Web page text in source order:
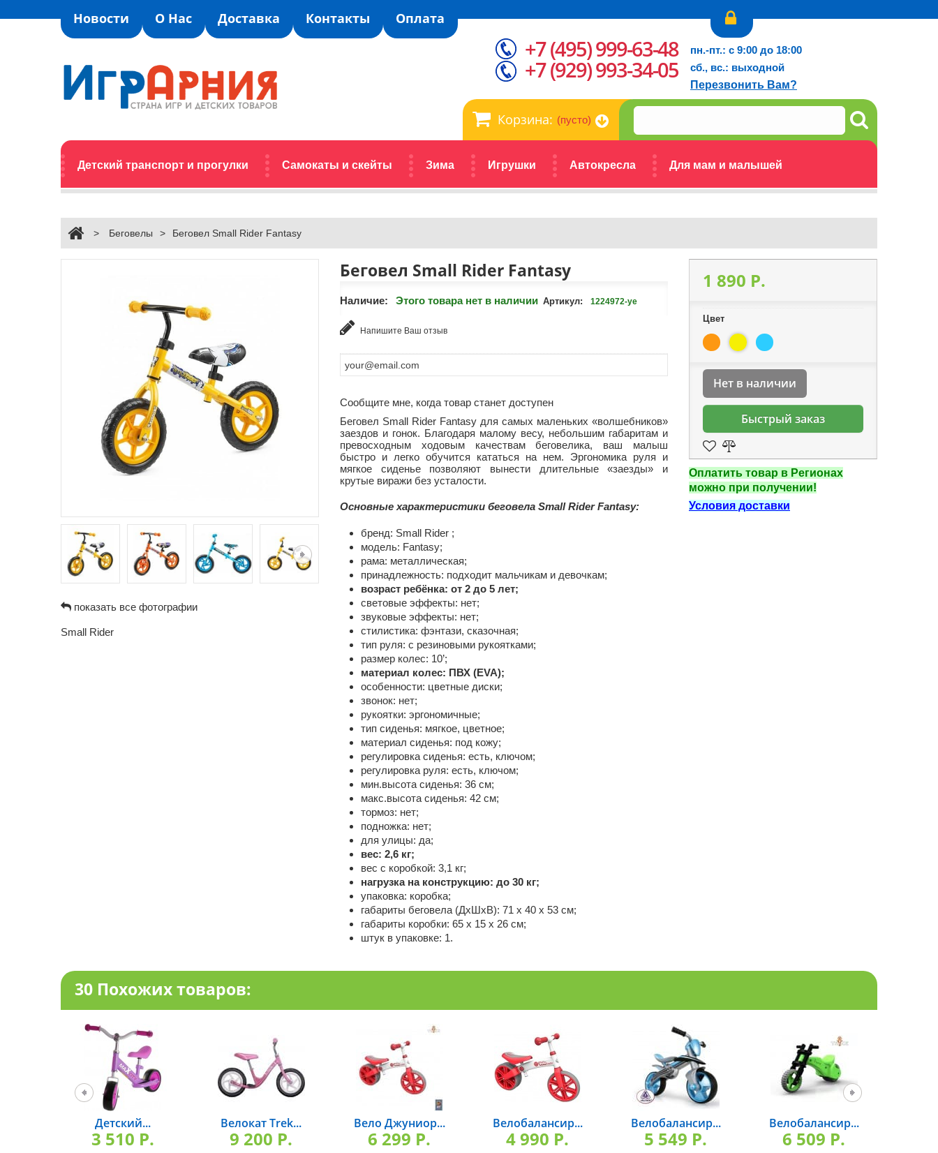
Новости О Нас Доставка Контакты Оплата
Корзина: (пусто)
Детский транспорт и прогулки Самокаты и скейты Зима Игрушки Автокресла Для мам и малышей
+7 (495) 999-63-48
+7 (929) 993-34-05
пн.-пт.: с 9:00 до 18:00
сб., вс.: выходной
Перезвонить Вам?
> Беговелы > Беговел Small Rider Fantasy
показать все фотографии
Small Rider
Беговел Small Rider Fantasy
Наличие: Этого товара нет в наличии Артикул: 1224972-ye
Напишите Ваш отзыв
Сообщите мне, когда товар станет доступен
Беговел Small Rider Fantasy для самых маленьких «волшебников»
заездов и гонок. Благодаря малому весу, небольшим габаритам и
превосходным ходовым качествам беговелика, ваш малыш
быстро и легко обучится кататься на нем. Эргономика руля и
мягкое сиденье позволяют вынести длительные «заезды» и
крутые виражи без усталости.
Основные характеристики беговела Small Rider Fantasy:
бренд: Small Rider ;
модель: Fantasy;
рама: металлическая;
принадлежность: подходит мальчикам и девочкам;
возраст ребёнка: от 2 до 5 лет;
световые эффекты: нет;
звуковые эффекты: нет;
стилистика: фэнтази, сказочная;
тип руля: с резиновыми рукоятками;
размер колес: 10’;
материал колес: ПВХ (EVA);
особенности: цветные диски;
звонок: нет;
рукоятки: эргономичные;
тип сиденья: мягкое, цветное;
материал сиденья: под кожу;
регулировка сиденья: есть, ключом;
регулировка руля: есть, ключом;
мин.высота сиденья: 36 см;
макс.высота сиденья: 42 см;
тормоз: нет;
подножка: нет;
для улицы: да;
вес: 2,6 кг;
вес с коробкой: 3,1 кг;
нагрузка на конструкцию: до 30 кг;
упаковка: коробка;
габариты беговела (ДхШхВ): 71 х 40 х 53 см;
габариты коробки: 65 х 15 х 26 см;
штук в упаковке: 1.
1 890 P.
Цвет
Нет в наличии
Быстрый заказ
Оплатить товар в Регионах
можно при получении!
Условия доставки
30 Похожих товаров:
Детский...
3 510 P.
Велокат Trek...
9 200 P.
Вело Джуниор...
6 299 P.
Велобалансир...
4 990 P.
Велобалансир...
5 549 P.
Велобалансир...
6 509 P.